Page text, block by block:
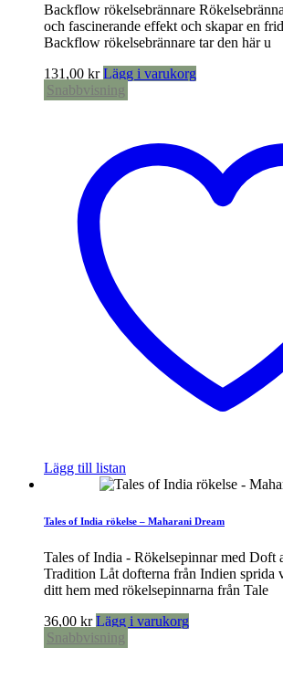
Backflow rökelsebrännare
och fascinerande effekt och skapar en
Backflow rökelsebrännare tar den här u
131,00 kr Lägg i varukorg
Snabbvisning
Lägg till listan
Tales of India rökelse – Maharani Dream
Tales of India - Rökelsepinnar med Doft
Tradition Låt dofterna från Indien sprida
ditt hem med rökelsepinnarna från Tale
36,00 kr Lägg i varukorg
Snabbvisning